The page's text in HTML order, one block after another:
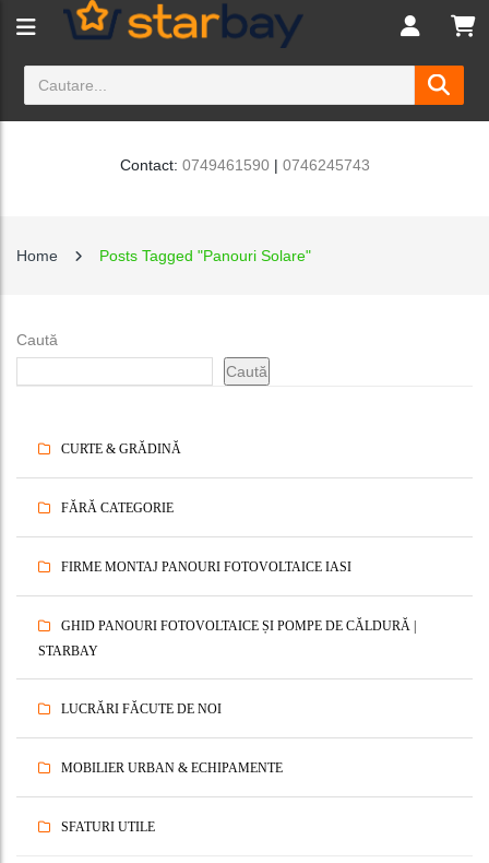
Contact: 0749461590| 0746245743
Home Posts Tagged "panouri Solare"
Caută
Caută
CURTE & GRĂDINĂ
FĂRĂ CATEGORIE
FIRME MONTAJ PANOURI FOTOVOLTAICE IASI
GHID PANOURI FOTOVOLTAICE ȘI POMPE DE CĂLDURĂ |
STARBAY
LUCRĂRI FĂCUTE DE NOI
MOBILIER URBAN & ECHIPAMENTE
SFATURI UTILE